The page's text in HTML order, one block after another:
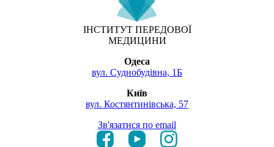
ІНСТИТУТ ПЕРЕДОВОЇ
МЕДИЦИНИ
Одеса
вул. Суднобудівна, 1Б
Київ
вул. Костянтинівська, 57
Зв'язатися по email